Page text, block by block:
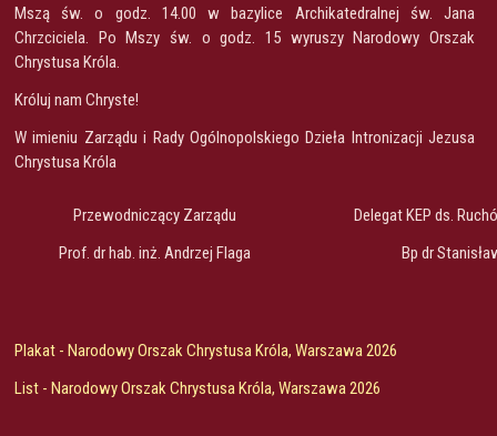
Mszą św. o godz. 14.00 w bazylice Archikatedralnej św. Jana
Chrzciciela. Po Mszy św. o godz. 15 wyruszy Narodowy Orszak
Chrystusa Króla.
Króluj nam Chryste!
W imieniu Zarządu i Rady Ogólnopolskiego Dzieła Intronizacji Jezusa
Chrystusa Króla
Przewodniczący Zarządu
Prof. dr hab. inż. Andrzej Flaga
Delegat KEP ds.
Bp dr
Plakat - Narodowy Orszak Chrystusa Króla, Warszawa 2026
List - Narodowy Orszak Chrystusa Króla, Warszawa 2026